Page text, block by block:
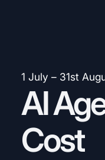
1 July – 31st
AI
Cost